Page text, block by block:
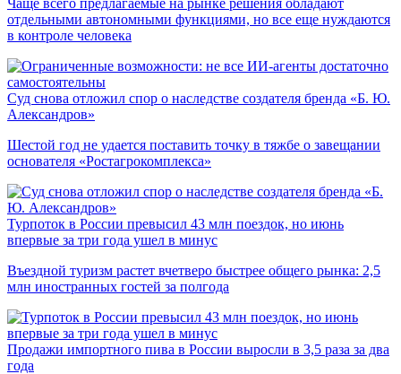
Чаще всего предлагаемые на рынке решения обладают
отдельными автономными функциями, но все еще нуждаются
в контроле человека
Суд снова отложил спор о наследстве создателя бренда «Б. Ю.
Александров»
Шестой год не удается поставить точку в тяжбе о завещании
основателя «Ростагрокомплекса»
Турпоток в России превысил 43 млн поездок, но июнь
впервые за три года ушел в минус
Въездной туризм растет вчетверо быстрее общего рынка: 2,5
млн иностранных гостей за полгода
Продажи импортного пива в России выросли в 3,5 раза за два
года